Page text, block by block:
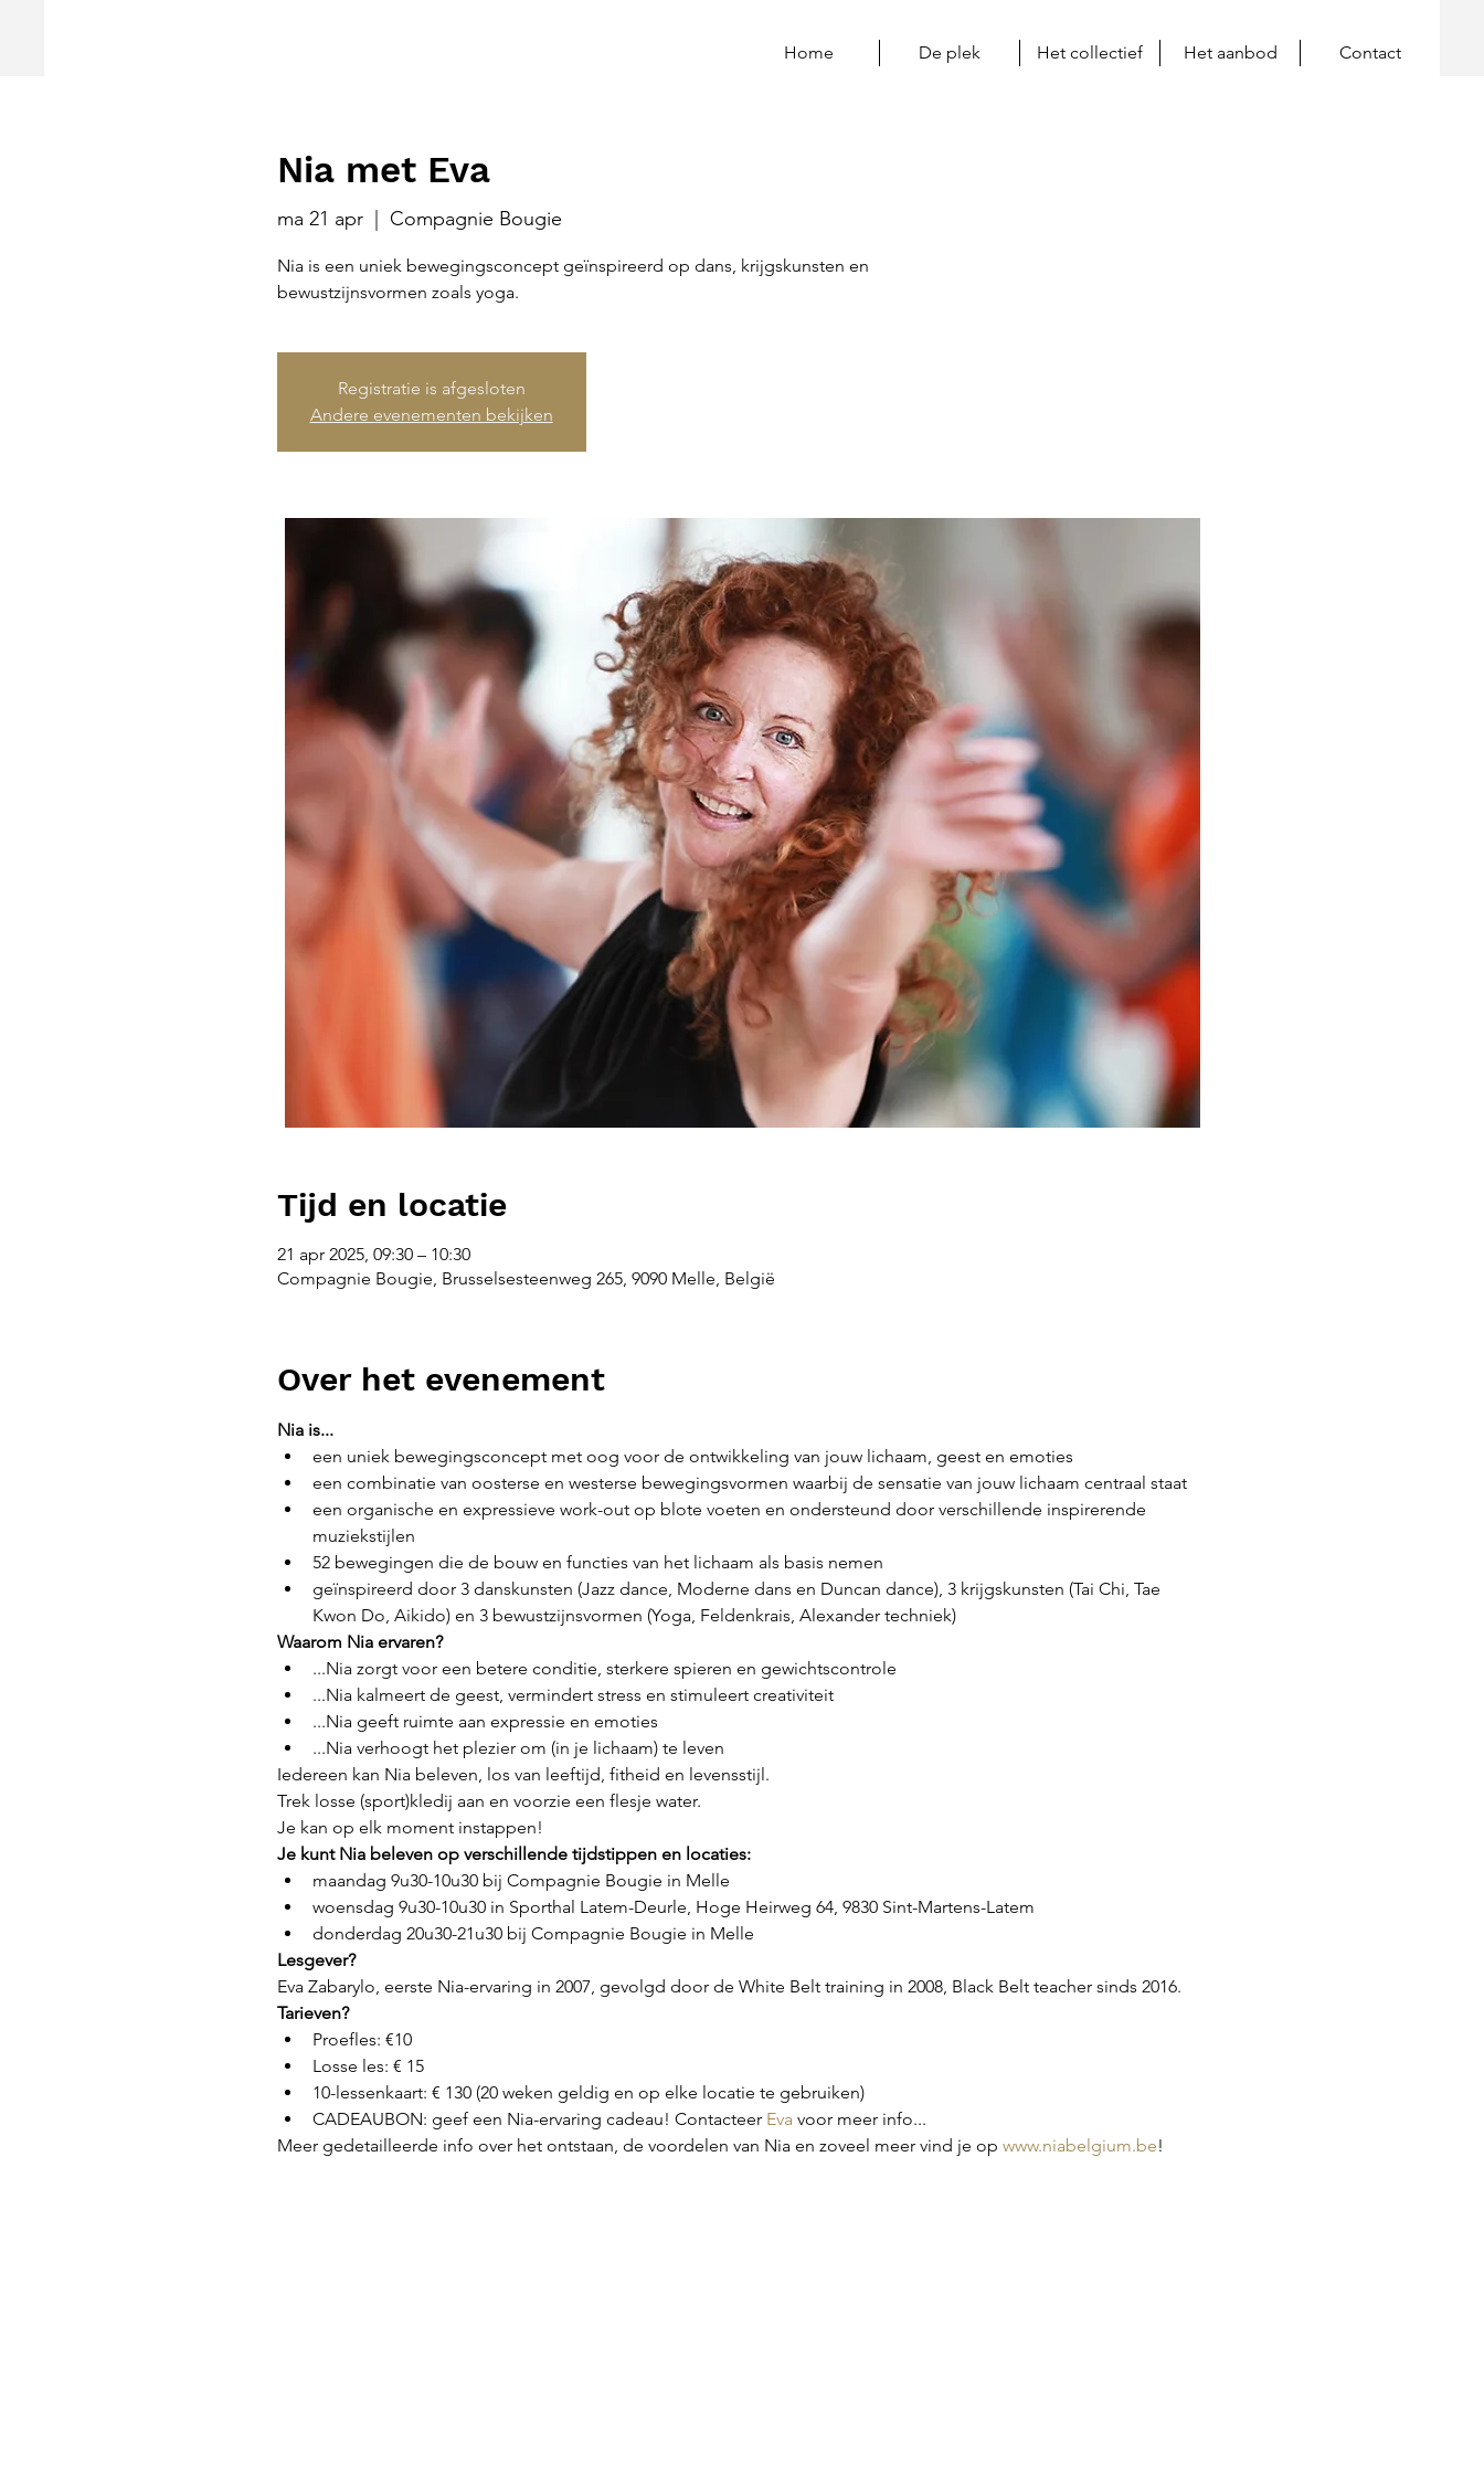
Home De plek Het collectief Het aanbod Contact
Nia met Eva
ma 21 apr
  |
Compagnie Bougie
Nia is een uniek bewegingsconcept geïnspireerd op dans, krijgskunsten en
bewustzijnsvormen zoals yoga.
Registratie is afgesloten
Andere evenementen bekijken
Tijd en locatie
21 apr 2025, 09:30 – 10:30
Compagnie Bougie, Brusselsesteenweg 265, 9090 Melle, België
Over het evenement
Nia is...
een uniek bewegingsconcept met oog voor de ontwikkeling van jouw lichaam, geest en emoties
een combinatie van oosterse en westerse bewegingsvormen waarbij de sensatie van jouw lichaam centraal staat
een organische en expressieve work-out op blote voeten en ondersteund door verschillende inspirerende
muziekstijlen
52 bewegingen die de bouw en functies van het lichaam als basis nemen
geïnspireerd door 3 danskunsten (Jazz dance, Moderne dans en Duncan dance), 3 krijgskunsten (Tai Chi, Tae
Kwon Do, Aikido) en 3 bewustzijnsvormen (Yoga, Feldenkrais, Alexander techniek)
Waarom Nia ervaren?
...Nia zorgt voor een betere conditie, sterkere spieren en gewichtscontrole
...Nia kalmeert de geest, vermindert stress en stimuleert creativiteit
...Nia geeft ruimte aan expressie en emoties
...Nia verhoogt het plezier om (in je lichaam) te leven
Iedereen kan Nia beleven, los van leeftijd, fitheid en levensstijl.
Trek losse (sport)kledij aan en voorzie een flesje water.
Je kan op elk moment instappen!
Je kunt Nia beleven op verschillende tijdstippen en locaties:
maandag 9u30-10u30 bij Compagnie Bougie in Melle
woensdag 9u30-10u30 in Sporthal Latem-Deurle, Hoge Heirweg 64, 9830 Sint-Martens-Latem
donderdag 20u30-21u30 bij Compagnie Bougie in Melle
Lesgever?
Eva Zabarylo, eerste Nia-ervaring in 2007, gevolgd door de White Belt training in 2008, Black Belt teacher sinds 2016.
Tarieven?
Proefles: €10
Losse les: € 15
10-lessenkaart: € 130 (20 weken geldig en op elke locatie te gebruiken)
CADEAUBON: geef een Nia-ervaring cadeau! Contacteer Eva voor meer info...
Meer gedetailleerde info over het ontstaan, de voordelen van Nia en zoveel meer vind je op www.niabelgium.be!